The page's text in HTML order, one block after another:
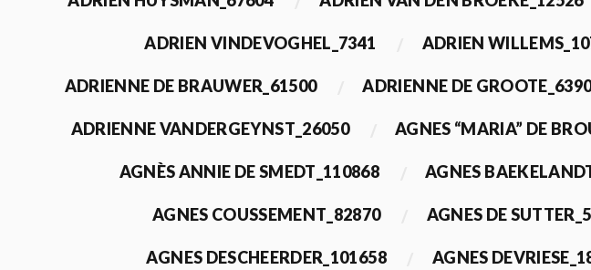
ADRIEN VINDEVOGHEL_7341 ADRIEN
ADRIENNE DE BRAUWER_61500 ADRIENNE DE
ADRIENNE VANDERGEYNST_26050 AGNES “MARIA” DE
AGNÈS ANNIE DE SMEDT_110868 AGNES
AGNES COUSSEMENT_82870 AGNES DE
AGNES DESCHEERDER_101658 AGNES